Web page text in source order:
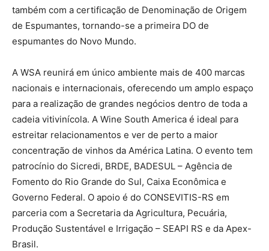
também com a certificação de Denominação de Origem
de Espumantes, tornando-se a primeira DO de
espumantes do Novo Mundo.
A WSA reunirá em único ambiente mais de 400 marcas
nacionais e internacionais, oferecendo um amplo espaço
para a realização de grandes negócios dentro de toda a
cadeia vitivinícola. A Wine South America é ideal para
estreitar relacionamentos e ver de perto a maior
concentração de vinhos da América Latina. O evento tem
patrocínio do Sicredi, BRDE, BADESUL – Agência de
Fomento do Rio Grande do Sul, Caixa Econômica e
Governo Federal. O apoio é do CONSEVITIS-RS em
parceria com a Secretaria da Agricultura, Pecuária,
Produção Sustentável e Irrigação – SEAPI RS e da Apex-
Brasil.